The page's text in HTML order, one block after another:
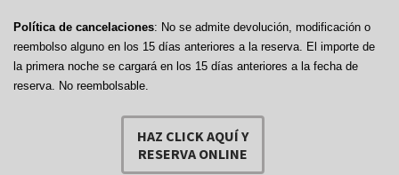
Política de cancelaciones: No se admite devolución, modificación o
reembolso alguno en los 15 días anteriores a la reserva. El importe de
la primera noche se cargará en los 15 días anteriores a la fecha de
reserva. No reembolsable.
HAZ CLICK AQUÍ Y
RESERVA ONLINE